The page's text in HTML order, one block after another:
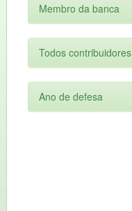
Membro da banca
Todos contribuidores
Ano de defesa